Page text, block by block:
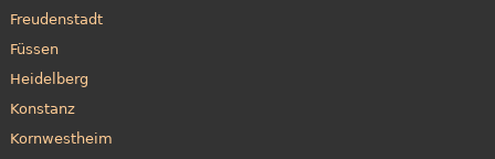
Freudenstadt
Füssen
Heidelberg
Konstanz
Kornwestheim